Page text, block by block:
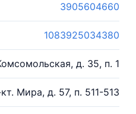
3905604660
1083925034380
д. 35, п. 1
Мира, д. 57, п. 511-513